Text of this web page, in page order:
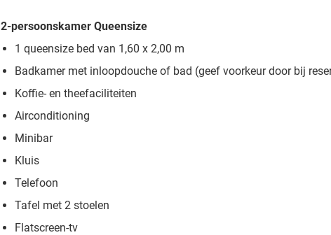
2-persoonskamer Queensize
1 queensize bed van 1,60 x 2,00 m
Badkamer met inloopdouche of bad (geef voorkeur door bij
Koffie- en theefaciliteiten
Airconditioning
Minibar
Kluis
Telefoon
Tafel met 2 stoelen
Flatscreen-tv